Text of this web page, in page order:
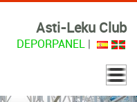
Asti-Leku Club
DEPORPANEL |